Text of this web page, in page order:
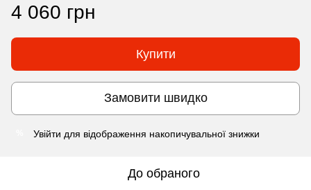
4 060 грн
Купити
Замовити швидко
Увійти для відображення накопичувальної знижки
До обраного